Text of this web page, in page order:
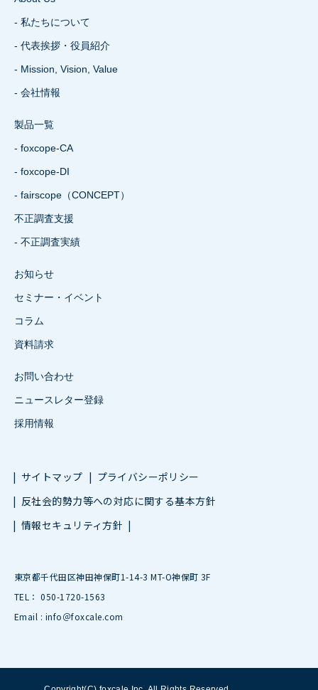
- 私たちについて
- 代表挨拶・役員紹介
- Mission, Vision, Value
- 会社情報
製品一覧
- foxcope-CA
- foxcope-DI
- fairscope（CONCEPT）
不正調査支援
- 不正調査実績
お知らせ
セミナー・イベント
コラム
資料請求
お問い合わせ
ニュースレター登録
採用情報
サイトマップ
プライバシーポリシー
反社会的勢力等への対応に関する基本方針
情報セキュリティ方針
東京都千代田区神田神保町1-14-3 MT-O神保町 3F
TEL： 050-1720-1563
Email : info＠foxcale.com